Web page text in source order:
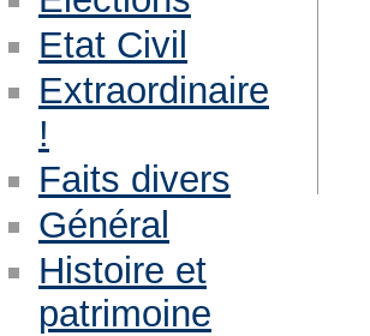
Etat Civil
Extraordinaire
!
Faits divers
Général
Histoire et
patrimoine